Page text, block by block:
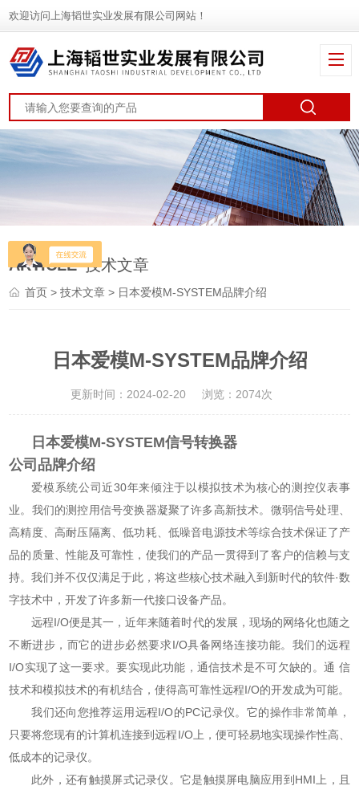
欢迎访问上海韬世实业发展有限公司网站！
ARTICLE 技术文章
首页 >技术文章 > 日本爱模M-SYSTEM品牌介绍
日本爱模M-SYSTEM品牌介绍
更新时间：2024-02-20 浏览：2074次
日本爱模M-SYSTEM信号转换器
公司品牌介绍
爱模系统公司近30年来倾注于以模拟技术为核心的测控仪表事
业。我们的测控用信号变换器凝聚了许多高新技术。微弱信号处理、
高精度、高耐压隔离、低功耗、低噪音电源技术等综合技术保证了产
品的质量、性能及可靠性，使我们的产品一贯得到了客户的信赖与支
持。我们并不仅仅满足于此，将这些核心技术融入到新时代的软件·数
字技术中，开发了许多新一代接口设备产品。
远程I/O便是其一，近年来随着时代的发展，现场的网络化也随之
不断进步，而它的进步必然要求I/O具备网络连接功能。我们的远程
I/O实现了这一要求。要实现此功能，通信技术是不可欠缺的。通 信
技术和模拟技术的有机结合，使得高可靠性远程I/O的开发成为可能。
我们还向您推荐运用远程I/O的PC记录仪。它的操作非常简单，
只要将您现有的计算机连接到远程I/O上，便可轻易地实现操作性高、
低成本的记录仪。
此外，还有触摸屏式记录仪。它是触摸屏电脑应用到HMI上，且